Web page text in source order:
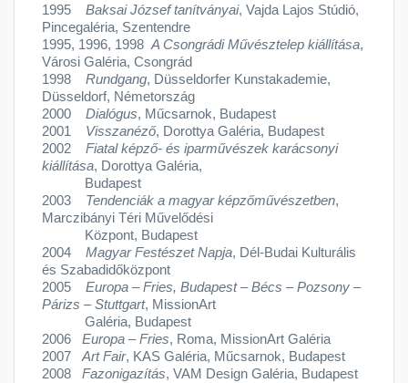
1995 Baksai József tanítványai, Vajda Lajos Stúdió,
Pincegaléria, Szentendre
1995, 1996, 1998 A Csongrádi Művésztelep kiállítása,
Városi Galéria, Csongrád
1998 Rundgang, Düsseldorfer Kunstakademie,
Düsseldorf, Németország
2000 Dialógus, Műcsarnok, Budapest
2001 Visszanéző, Dorottya Galéria, Budapest
2002 Fiatal képző- és iparművészek karácsonyi
kiállítása, Dorottya Galéria,
Budapest
2003 Tendenciák a magyar képzőművészetben,
Marczibányi Téri Művelődési
Központ, Budapest
2004 Magyar Festészet Napja, Dél-Budai Kulturális
és Szabadidőközpont
2005 Europa – Fries, Budapest – Bécs – Pozsony –
Párizs – Stuttgart, MissionArt
Galéria, Budapest
2006 Europa – Fries, Roma, MissionArt Galéria
2007 Art Fair, KAS Galéria, Műcsarnok, Budapest
2008 Fazonigazítás, VAM Design Galéria, Budapest